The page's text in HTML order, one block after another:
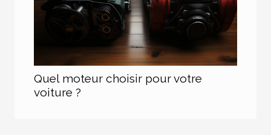
Quel moteur choisir pour votre
voiture ?